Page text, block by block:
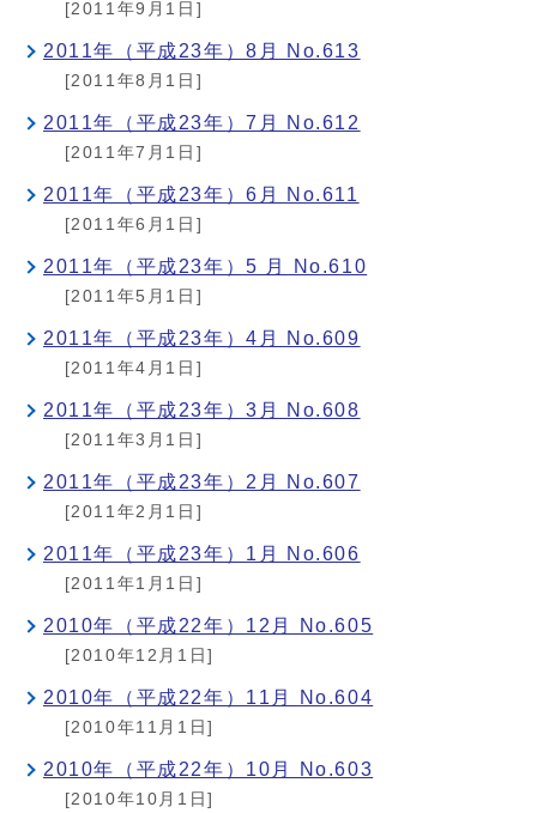
[2011年9月1日]
2011年（平成23年）8月 No.613
[2011年8月1日]
2011年（平成23年）7月 No.612
[2011年7月1日]
2011年（平成23年）6月 No.611
[2011年6月1日]
2011年（平成23年）5 月 No.610
[2011年5月1日]
2011年（平成23年）4月 No.609
[2011年4月1日]
2011年（平成23年）3月 No.608
[2011年3月1日]
2011年（平成23年）2月 No.607
[2011年2月1日]
2011年（平成23年）1月 No.606
[2011年1月1日]
2010年（平成22年）12月 No.605
[2010年12月1日]
2010年（平成22年）11月 No.604
[2010年11月1日]
2010年（平成22年）10月 No.603
[2010年10月1日]